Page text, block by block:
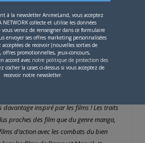
Ball Super ?
jamais rien dessiné d’original. Tout n’a été
Ball ! J’ai eu en tête une idée de
quasi immédiatement !”.
davantage inspiré par les films ! Les traits
proches des film que du genre manga,
d’action avec les combats du bien
à la newsletter AnimeLand, vous acceptez
NETWORK collecte et utilise les données
vous venez de renseigner dans ce formulaire
envoyer ses offres marketing personnalisées
de recevoir (nouvelles sorties de
offres promotionnelles, jeux-concours,
accord avec notre politique de protection des
cocher la cases ci-dessus si vous acceptez de
recevoir notre newsletter.